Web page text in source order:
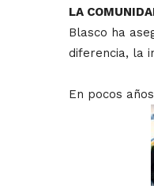
LA
Blasco ha
diferencia, la
En pocos